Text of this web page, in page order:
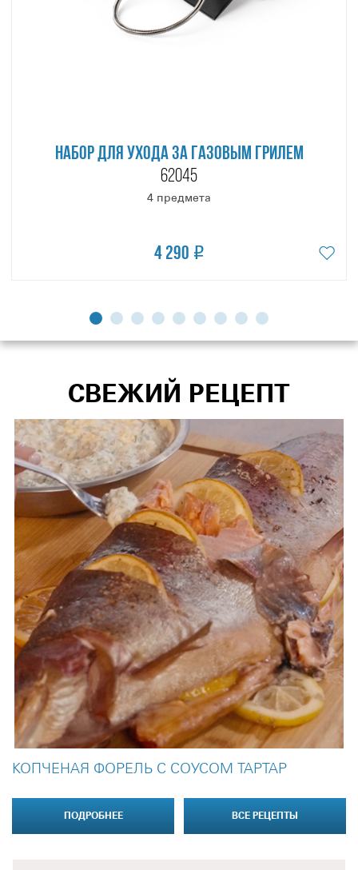
НАБОР ДЛЯ УХОДА ЗА ГАЗОВЫМ ГРИЛЕМ
62045
4 предмета
4 290
СВЕЖИЙ РЕЦЕПТ
КОПЧЕНАЯ ФОРЕЛЬ С СОУСОМ ТАРТАР
ПОДРОБНЕЕ ВСЕ РЕЦЕПТЫ